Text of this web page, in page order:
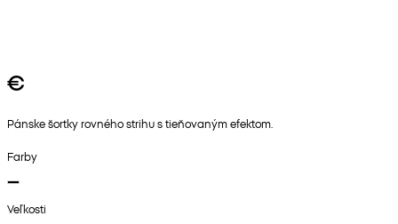
€
Pánske šortky rovného strihu s tieňovaným efektom.
Farby
Veľkosti